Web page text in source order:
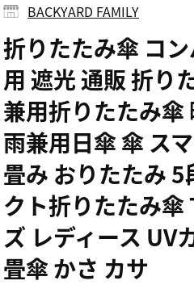
BACKYARD FAMILY
折りたたみ傘 コ
用 遮光 通販 折り
兼用折りたたみ傘
雨兼用日傘 傘 ス
畳み おりたたみ
クト折りたたみ
ズ レディース UV
畳傘 かさ カサ